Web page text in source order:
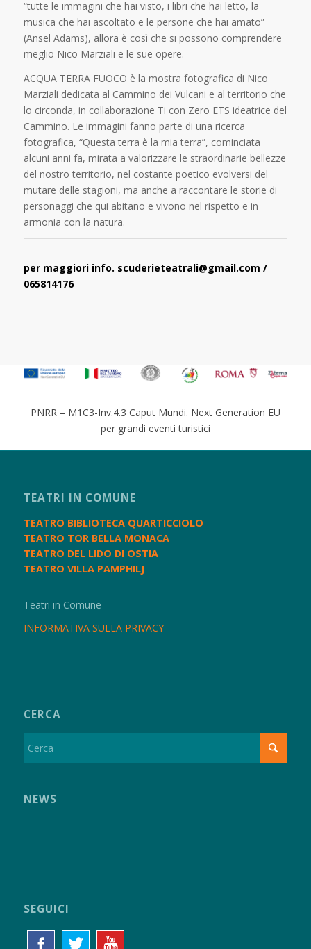
“tutte le immagini che hai visto, i libri che hai letto, la
musica che hai ascoltato e le persone che hai amato”
(Ansel Adams), allora è così che si possono comprendere
meglio Nico Marziali e le sue opere.
ACQUA TERRA FUOCO è la mostra fotografica di Nico
Marziali dedicata al Cammino dei Vulcani e al territorio che
lo circonda, in collaborazione Ti con Zero ETS ideatrice del
Cammino. Le immagini fanno parte di una ricerca
fotografica, “Questa terra è la mia terra”, cominciata
alcuni anni fa, mirata a valorizzare le straordinarie bellezze
del nostro territorio, nel costante poetico evolversi del
mutare delle stagioni, ma anche a raccontare le storie di
personaggi che qui abitano e vivono nel rispetto e in
armonia con la natura.
per maggiori info. scuderieteatrali@gmail.com /
065814176
PNRR – M1C3-Inv.4.3 Caput Mundi. Next Generation EU
per grandi eventi turistici
TEATRI IN COMUNE
TEATRO BIBLIOTECA QUARTICCIOLO
TEATRO TOR BELLA MONACA
TEATRO DEL LIDO DI OSTIA
TEATRO VILLA PAMPHILJ
Teatri in Comune
INFORMATIVA SULLA PRIVACY
CERCA
NEWS
SEGUICI